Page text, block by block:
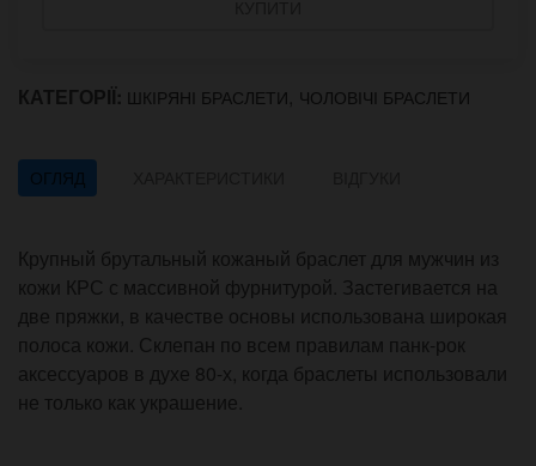
КАТЕГОРІЇ: ШКІРЯНІ БРАСЛЕТИ, ЧОЛОВІЧІ БРАСЛЕТИ
ОГЛЯД
Крупный брутальный кожаный браслет для мужчин из
кожи КРС с массивной фурнитурой. Застегивается на
две пряжки, в качестве основы использована широкая
полоса кожи. Склепан по всем правилам панк-рок
аксессуаров в духе 80-х, когда браслеты использовали
не только как украшение.